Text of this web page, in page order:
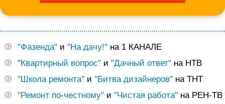
"Фазенда" и "На дачу!" на 1 КАНАЛЕ
"Квартирный вопрос" и "Дачный ответ" на НТВ
"Школа ремонта" и "Битва дизайнеров" на ТНТ
"Ремонт по-честному" и "Чистая работа" на РЕН-ТВ